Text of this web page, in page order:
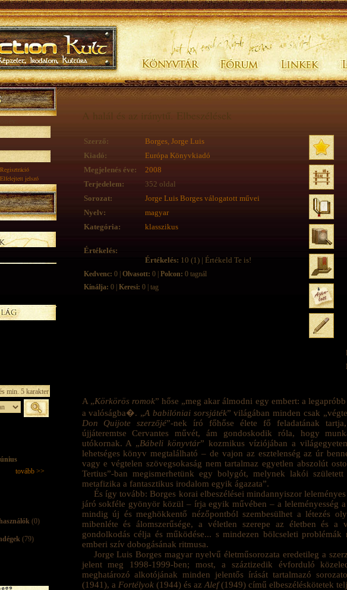
Regisztráció
Elfelejtett jelszó
tovább >>
(0)
(79)
A halál és az iránytű. Elbeszélések
Szerző:
Borges, Jorge Luis
Kiadó:
Európa Könyvkiadó
Megjelenés éve:
2008
Terjedelem:
352 oldal
Sorozat:
Jorge Luis Borges válogatott művei
Nyelv:
magyar
Kategória:
klasszikus
Értékelés:
Értékelés: 10 (1) | Értékeld Te is!
Kedvenc: 0 | Olvasott: 0 | Polcon: 0 tagnál
Kínálja: 0 | Keresi: 0 | tag
A „Körkörös romok” hőse „meg akar álmodni egy embert: a
a valóságba�. „A babilóniai sorsjáték” világában minden csak
Don Quijote szerzőjé”-nek író főhőse élete fő feladatának
újjáteremtse Cervantes művét, ám gondoskodik róla, hogy
utókornak. A „Bábeli könyvtár” kozmikus víziójában a
lehetséges könyv megtalálható – de vajon az esztelenség az úr
vagy e végtelen szövegsokaság nem tartalmaz egyetlen abszolút
Tertius”-ban megismerhetünk egy bolygót, melynek lakói
metafizika a fantasztikus irodalom egyik ágazata”.
És így tovább: Borges korai elbeszélései mindannyiszor
járó sokféle gyönyör közül – írja egyik művében – a leleményesség
mindig új és meghökkentő nézőpontból szembesülhet a létezés
mibenléte és álomszerűsége, a véletlen szerepe az életben és a
gondolkodás célja és működése... s mindezen bölcseleti
emberi szív dobogásának ritmusa.
Jorge Luis Borges magyar nyelvű életműsorozata eredetileg a
jelent meg 1998-1999-ben; most, a száztizedik évforduló
meghatározó alkotójának minden jelentős írását tartalmazó
(1941), a Fortélyok(1944) és az Alef(1949) című elbeszéléskötetek